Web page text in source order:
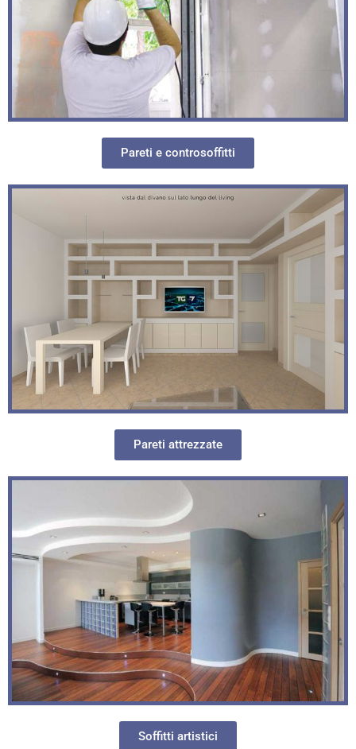
Pareti e controsoffitti
Pareti attrezzate
Soffitti artistici